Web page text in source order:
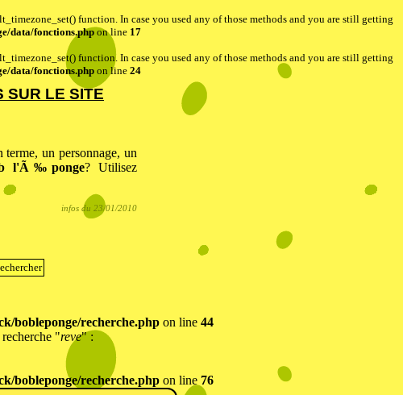
function. In case you used any of those methods and you are still getting
data/fonctions.phpon line 17
function. In case you used any of those methods and you are still getting
data/fonctions.phpon line 24
SUR LE SITE
terme, un personnage, un
l'Ã‰ponge? Utilisez
infos du 23/01/2010
bobleponge/recherche.php on line 44
"reve" :
bobleponge/recherche.php on line 76